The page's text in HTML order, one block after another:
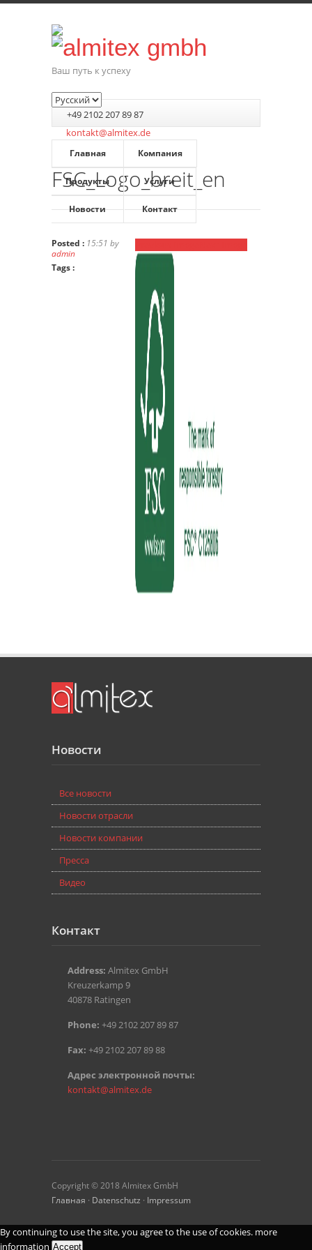
Ваш путь к успеху
+49 2102 207 89 87
kontakt@almitex.de
Главная Компания
Продукты Услуги
Новости Контакт
FSC_Logo_breit_en
Posted : 15:51 by
admin
Tags :
Новости
Bce новости
Новости отрасли
Новости компании
Пресса
Видео
Контакт
Address: Almitex GmbH
Kreuzerkamp 9
40878 Ratingen
Phone: +49 2102 207 89 87
Fax: +49 2102 207 89 88
Aдрес электронной почты:
kontakt@almitex.de
Copyright © 2018 Almitex GmbH
Главная · Datenschutz · Impressum
By continuing to use the site, you agree to the use of cookies. more
information Accept